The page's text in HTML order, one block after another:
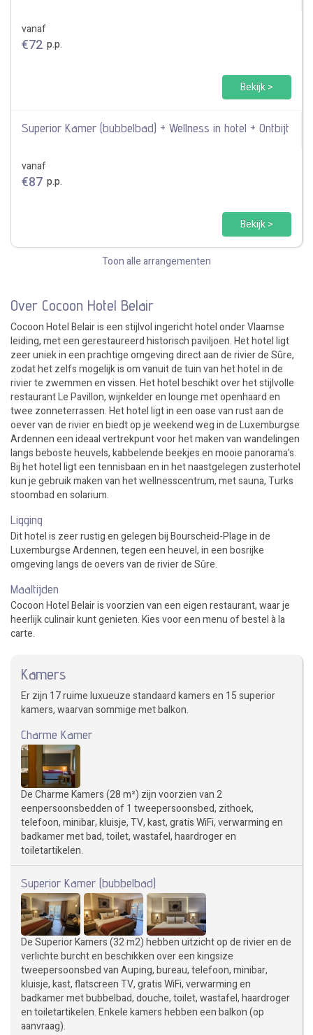
vanaf
€72 p.p.
Bekijk >
Superior Kamer (bubbelbad) + Wellness in hotel + Ontbijt
vanaf
€87 p.p.
Bekijk >
Toon alle arrangementen
Over Cocoon Hotel Belair
Cocoon Hotel Belair is een stijlvol ingericht hotel onder Vlaamse
leiding, met een gerestaureerd historisch paviljoen. Het hotel ligt
zeer uniek in een prachtige omgeving direct aan de rivier de Sûre,
zodat het zelfs mogelijk is om vanuit de tuin van het hotel in de
rivier te zwemmen en vissen. Het hotel beschikt over het stijlvolle
restaurant Le Pavillon, wijnkelder en lounge met openhaard en
twee zonneterrassen. Het hotel ligt in een oase van rust aan de
oever van de rivier en biedt op je weekend weg in de Luxemburgse
Ardennen een ideaal vertrekpunt voor het maken van wandelingen
langs beboste heuvels, kabbelende beekjes en mooie panorama's.
Bij het hotel ligt een tennisbaan en in het naastgelegen zusterhotel
kun je gebruik maken van het wellnesscentrum, met sauna, Turks
stoombad en solarium.
Ligging
Dit hotel is zeer rustig en gelegen bij Bourscheid-Plage in de
Luxemburgse Ardennen, tegen een heuvel, in een bosrijke
omgeving langs de oevers van de rivier de Sûre.
Maaltijden
Cocoon Hotel Belair is voorzien van een eigen restaurant, waar je
heerlijk culinair kunt genieten. Kies voor een menu of bestel à la
carte.
Kamers
Er zijn 17 ruime luxueuze standaard kamers en 15 superior
kamers, waarvan sommige met balkon.
Charme Kamer
De Charme Kamers (28 m²) zijn voorzien van 2
eenpersoonsbedden of 1 tweepersoonsbed, zithoek,
telefoon, minibar, kluisje, TV, kast, gratis WiFi, verwarming en
badkamer met bad, toilet, wastafel, haardroger en
toiletartikelen.
Superior Kamer (bubbelbad)
De Superior Kamers (32 m2) hebben uitzicht op de rivier en de
verlichte burcht en beschikken over een kingsize
tweepersoonsbed van Auping, bureau, telefoon, minibar,
kluisje, kast, flatscreen TV, gratis WiFi, verwarming en
badkamer met bubbelbad, douche, toilet, wastafel, haardroger
en toiletartikelen. Enkele kamers hebben een balkon (op
aanvraag).